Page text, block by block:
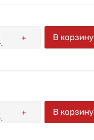
В корзину
В корзину